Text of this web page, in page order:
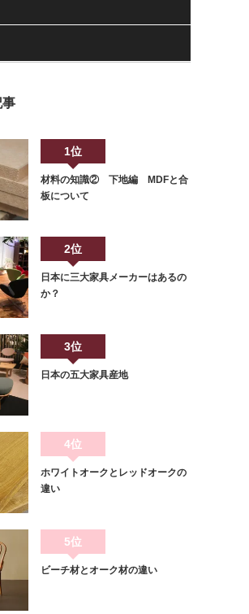
事
1位
材料の知識② 下地編 MDFと合
板について
2位
日本に三大家具メーカーはあるの
か？
3位
日本の五大家具産地
4位
ホワイトオークとレッドオークの
違い
5位
ビーチ材とオーク材の違い